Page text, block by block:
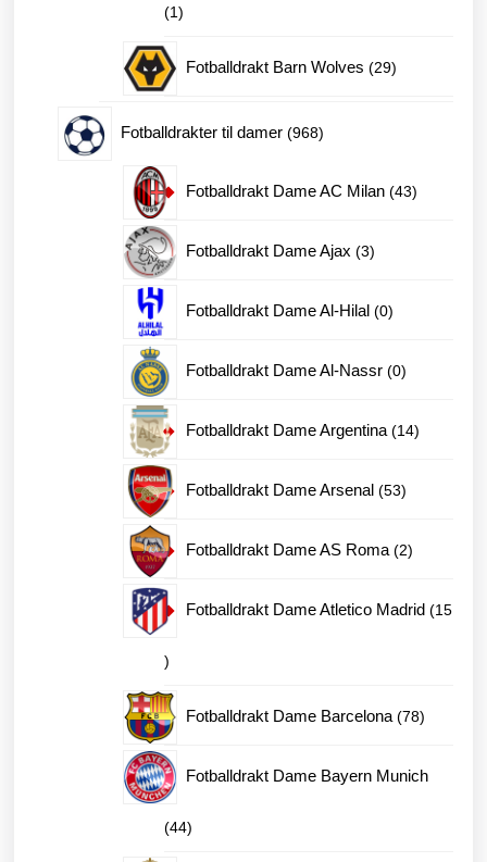
11
produkt
Fotballdrakt Barn Wolves 2929
Fotballdrakter til damer 968968
Fotballdrakt Dame AC Milan 4343
Fotballdrakt Dame Ajax 33
Fotballdrakt Dame Al-Hilal 00
Fotballdrakt Dame Al-Nassr 00
Fotballdrakt Dame Argentina 1414
Fotballdrakt Dame Arsenal 5353
Fotballdrakt Dame AS Roma 22
Fotballdrakt Dame Atletico Madrid 15
15
produkter
Fotballdrakt Dame Barcelona 7878
Fotballdrakt Dame Bayern Munich
4444